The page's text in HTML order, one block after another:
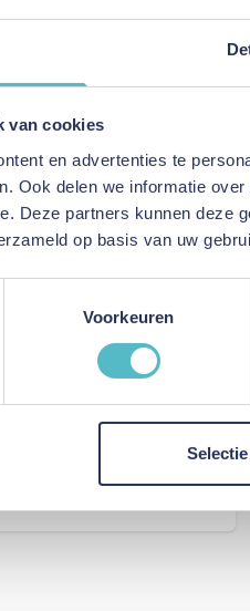
van cookies
en advertenties te
Ook delen we informatie
Deze partners kunnen deze
op basis van uw
Voorkeuren